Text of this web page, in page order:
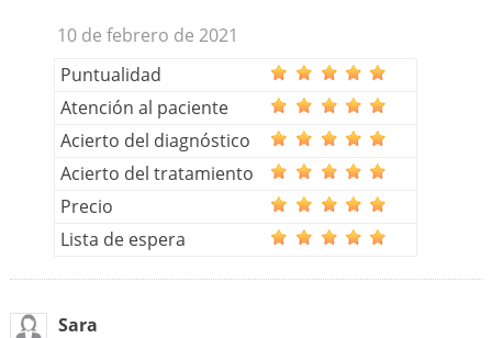
10 de febrero de 2021
Puntualidad
Atención al paciente
Acierto del diagnóstico
Acierto del tratamiento
Precio
Lista de espera
Sara